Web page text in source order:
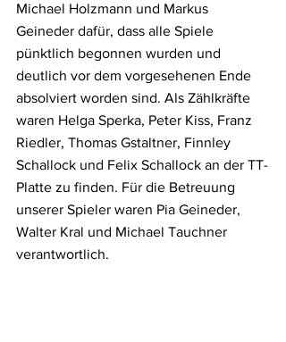
Michael Holzmann und Markus
Geineder dafür, dass alle Spiele
pünktlich begonnen wurden und
deutlich vor dem vorgesehenen Ende
absolviert worden sind. Als Zählkräfte
waren Helga Sperka, Peter Kiss, Franz
Riedler, Thomas Gstaltner, Finnley
Schallock und Felix Schallock an der TT-
Platte zu finden. Für die Betreuung
unserer Spieler waren Pia Geineder,
Walter Kral und Michael Tauchner
verantwortlich.